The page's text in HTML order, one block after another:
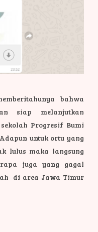
bahwa
siap melanjutkan
Progresif Bumi
untuk ortu yang
lulus maka langsung
juga yang gagal
di area Jawa Timur